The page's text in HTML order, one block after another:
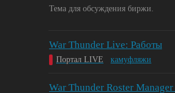
Тема для обсуждения биржи.
War Thunder Live: Работы
Портал LIVE камуфляжи
War Thunder Roster